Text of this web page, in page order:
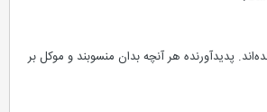
پدیدآورنده هر آنچه بدان منسوبند و موکل بر